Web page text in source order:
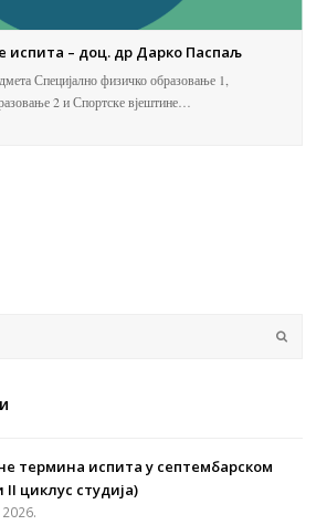
испита – доц. др Дарко Паспаљ
Специјално физичко образовање 1,
2 и Спортске вјештине…
термина испита у септембарском
II циклус студија)
2026.